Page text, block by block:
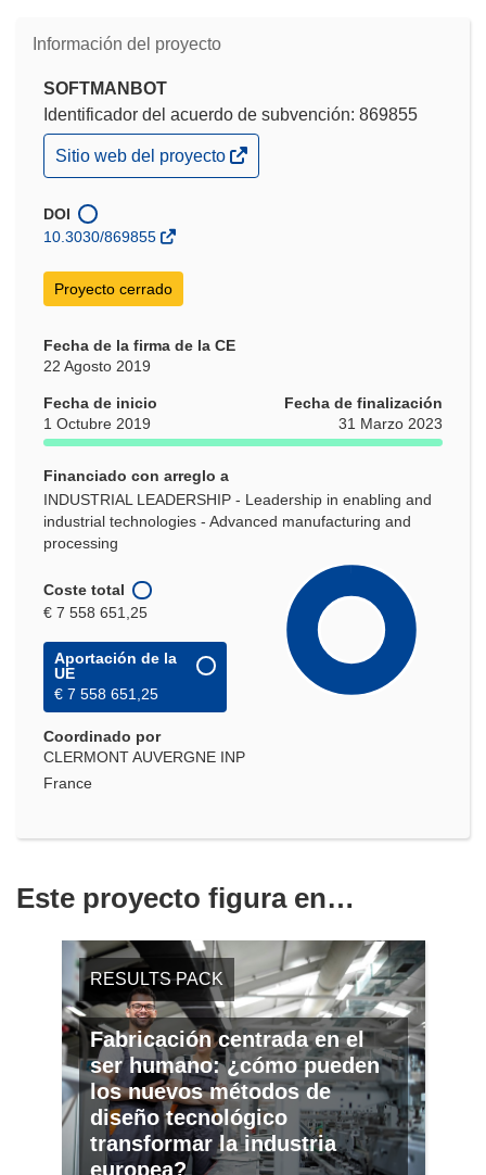
Información del proyecto
SOFTMANBOT
Identificador del acuerdo de subvención: 869855
(se
abrirá
una
nueva
Sitio web del proyecto
DOI
10.3030/869855
Proyecto cerrado
Fecha de la firma de la CE
22 Agosto 2019
Fecha de inicio
1 Octubre 2019
Fecha de finalización
31 Marzo 2023
Financiado con arreglo a
INDUSTRIAL LEADERSHIP - Leadership in enabling and
industrial technologies - Advanced manufacturing and
processing
Coste total
€ 7 558 651,25
Aportación de la
UE
€ 7 558 651,25
Coordinado por
CLERMONT AUVERGNE INP
France
Este proyecto figura en…
RESULTS PACK
Fabricación centrada en el
ser humano: ¿cómo pueden
los nuevos métodos de
diseño tecnológico
transformar la industria
europea?